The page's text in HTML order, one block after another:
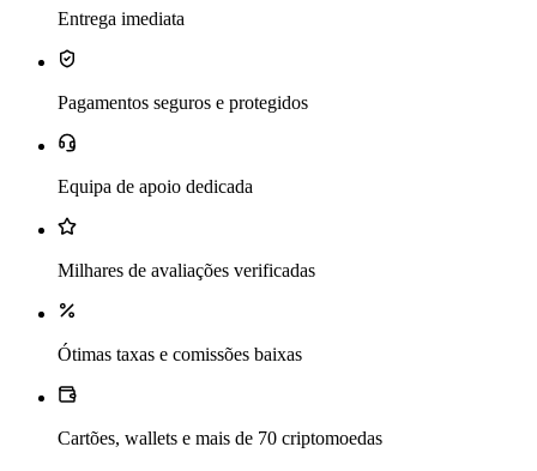
Entrega imediata
Pagamentos seguros e protegidos
Equipa de apoio dedicada
Milhares de avaliações verificadas
Ótimas taxas e comissões baixas
Cartões, wallets e mais de 70 criptomoedas